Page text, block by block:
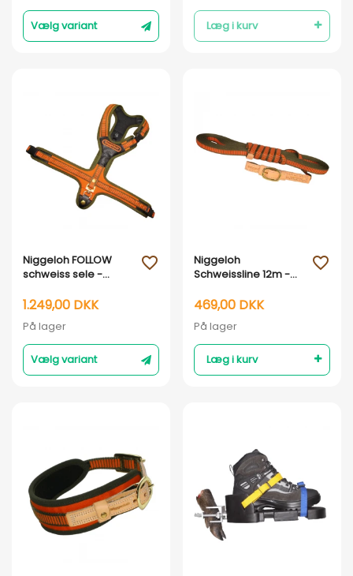
Vælg variant Læg i kurv
Vis her
Niggeloh FOLLOW
schweiss sele -
1.249,00 DKK
På lager
Vælg variant
favorite_outline
Niggeloh
Schweissline 12m -
469,00 DKK
På lager
Læg i kurv
favorite_outline